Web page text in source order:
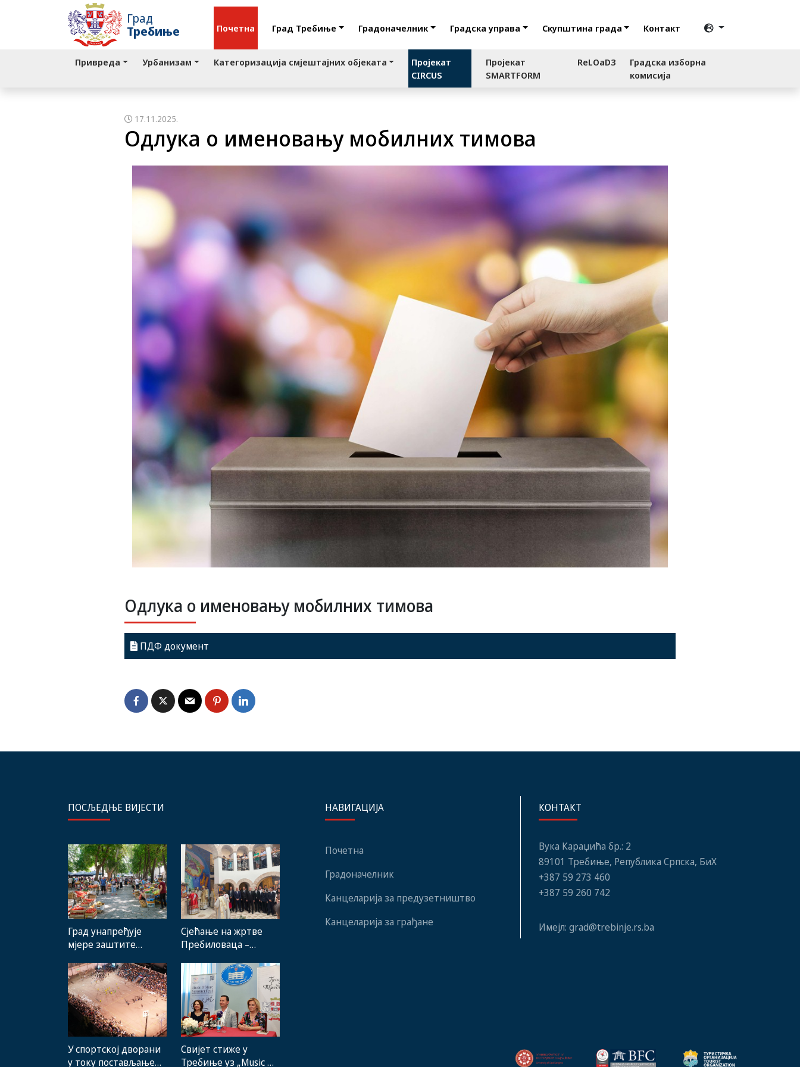
Град
Требиње
Почетна Град Требиње Градоначелник Градска управа Скупштина града Контакт
Привреда Урбанизам Категоризација смјештајних објеката
Пројекат
CIRCUS
Пројекат
SMARTFORM
ReLOaD3
Градска изборна
комисија
17.11.2025.
Одлука о именовању мобилних тимова
Одлука о именовању мобилних тимова
ПДФ документ
ПОСЉЕДЊЕ ВИЈЕСТИ
Град унапређује
мјере заштите
произвођача и рад
градске пијаце
Сјећање на жртве
Пребиловаца –
присуствовали
представници
институција,
локалних заједница и
грађани
У спортској дворани
у току постављање
Свијет стиже у
Требиње уз „Music &
НАВИГАЦИЈА
Почетна
Градоначелник
Канцеларија за предузетништво
Канцеларија за грађане
КОНТАКТ
Вука Караџића бр.: 2
89101 Требиње, Република Српска, БиХ
+387 59 273 460
+387 59 260 742
Имејл: grad@trebinje.rs.ba